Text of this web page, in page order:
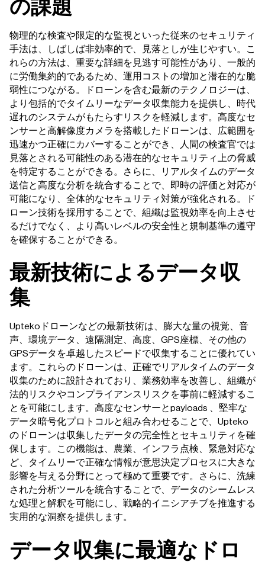
の課題
物理的な検査や限定的な監視といった従来のセキュリティ
手法は、しばしば非効率的で、見落としが生じやすい。こ
れらの方法は、重要な詳細を見逃す可能性があり、一般的
に労働集約的であるため、運用コストの増加と潜在的な脆
弱性につながる。ドローンを含む最新のテクノロジーは、
より包括的でタイムリーなデータ収集能力を提供し、時代
遅れのシステムがもたらすリスクを軽減します。高度なセ
ンサーと高解像度カメラを搭載したドローンは、広範囲を
迅速かつ正確にカバーすることができ、人間の検査官では
見落とされる可能性のある潜在的なセキュリティ上の脅威
を特定することができる。さらに、リアルタイムのデータ
送信と高度な分析を統合することで、即時の評価と対応が
可能になり、全体的なセキュリティ対策が強化される。ド
ローン技術を採用することで、組織は監視効率を向上させ
るだけでなく、より高いレベルの安全性と規制基準の遵守
を確保することができる。
最新技術によるデータ収
集
Uptekoドローンなどの最新技術は、膨大な量の視覚、音
声、環境データ、遠隔測定、高度、GPS座標、その他の
GPSデータを卓越したスピードで収集することに優れてい
ます。これらのドローンは、正確でリアルタイムのデータ
収集のために設計されており、業務効率を改善し、組織が
法的リスクやコンプライアンスリスクを事前に軽減するこ
とを可能にします。高度なセンサーとpayloads 、堅牢な
データ暗号化プロトコルと組み合わせることで、Upteko
のドローンは収集したデータの完全性とセキュリティを確
保します。この機能は、農業、インフラ点検、緊急対応な
ど、タイムリーで正確な情報が意思決定プロセスに大きな
影響を与える分野にとって極めて重要です。さらに、洗練
された分析ツールを統合することで、データのシームレス
な処理と解釈を可能にし、戦略的イニシアチブを推進する
実用的な洞察を提供します。
データ収集に最適なドロ